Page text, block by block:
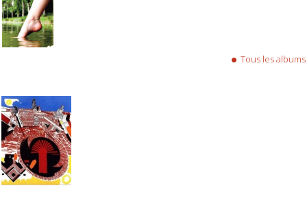
Tous les albums